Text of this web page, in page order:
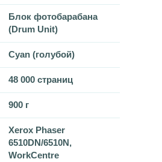
Блок фотобарабана
(Drum Unit)
Cyan (голубой)
48 000 страниц
900 г
Xerox Phaser
6510DN/6510N,
WorkCentre